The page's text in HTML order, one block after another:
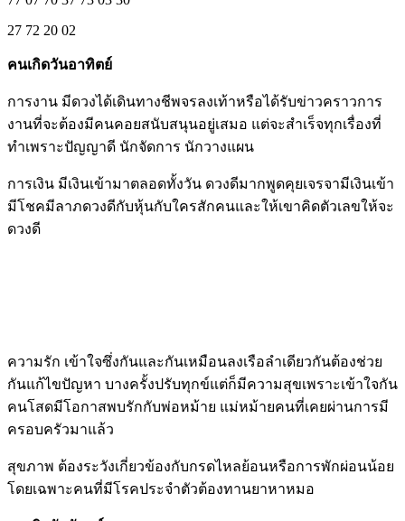
27 72 20 02
คนเกิดวันอาทิตย์
การงาน มีดวงได้เดินทางชีพจรลงเท้าหรือได้รับข่าวคราวการ
งานที่จะต้องมีคนคอยสนับสนุนอยู่เสมอ แต่จะสำเร็จทุกเรื่องที่
ทำเพราะปัญญาดี นักจัดการ นักวางแผน
การเงิน มีเงินเข้ามาตลอดทั้งวัน ดวงดีมากพูดคุยเจรจามีเงินเข้า
มีโชคมีลาภดวงดีกับหุ้นกับใครสักคนและให้เขาคิดตัวเลขให้จะ
ดวงดี
ความรัก เข้าใจซึ่งกันและกันเหมือนลงเรือลำเดียวกันต้องช่วย
กันแก้ไขปัญหา บางครั้งปรับทุกข์แต่ก็มีความสุขเพราะเข้าใจกัน
คนโสดมีโอกาสพบรักกับพ่อหม้าย แม่หม้ายคนที่เคยผ่านการมี
ครอบครัวมาแล้ว
สุขภาพ ต้องระวังเกี่ยวข้องกับกรดไหลย้อนหรือการพักผ่อนน้อย
โดยเฉพาะคนที่มีโรคประจำตัวต้องทานยาหาหมอ